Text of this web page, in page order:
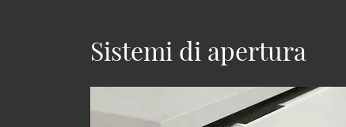
Sistemi di apertura